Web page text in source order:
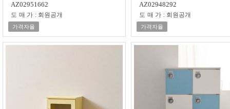
AZ02951662
도매가 : 회원공개
가격자율
AZ02948292
도매가 : 회원공개
가격자율